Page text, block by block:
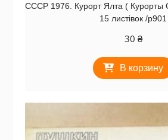
СССР 1976. Курорт Ялта ( Курорты
15 листівок /р901
30 ₴
В корзину